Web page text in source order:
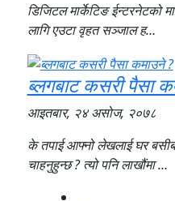
डिजिटल मार्केटिङ ईन्टरनेटको
लागि एउटा वृहत सञ्जाल ह…
ब्लगबाट कसरी पैसा
आइतबार, २४ असोज, २०७८
के तपाई आफ्नो लेखलाई घर
चाहनुहुन्छ ? त्यो पनि लाखौंमा …